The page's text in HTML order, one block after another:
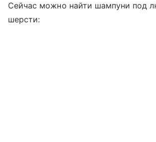
Сейчас можно найти шампуни под
шерсти: